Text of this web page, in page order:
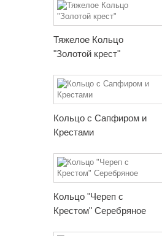
Тяжелое Кольцо
"Золотой крест"
Кольцо с Сапфиром и
Крестами
Кольцо "Череп с
Крестом" Серебряное